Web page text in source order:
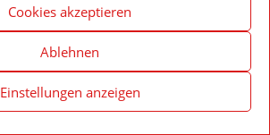
Cookies akzeptieren
Ablehnen
Einstellungen anzeigen